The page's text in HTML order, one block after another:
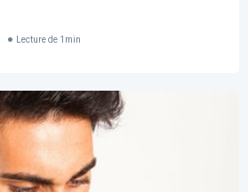
Lecture de 1 min